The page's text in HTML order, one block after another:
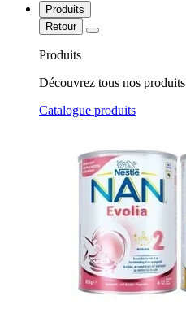
Produits
Retour
Produits
Découvrez tous nos produits
Catalogue produits